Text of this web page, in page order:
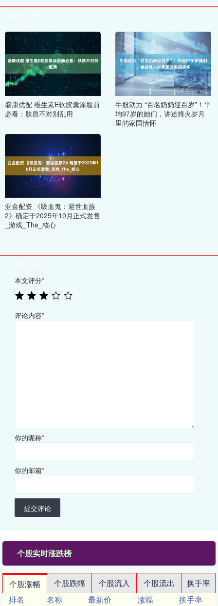
盛康优配 维生素E软胶囊涂脸前
必看：肤质不对别乱用
牛股动力 “百名奶奶迎百岁”！平
均97岁的她们，讲述烽火岁月
里的家国情怀
亚金配资 《吸血鬼：避世血族
2》确定于2025年10月正式发售
_游戏_The_核心
本文评分*
评论内容*
你的昵称*
你的邮箱*
提交评论
个股实时涨跌榜
个股涨幅 个股跌幅 个股流入 个股流出
换手率
排名
名称 最新价 涨幅
换手率